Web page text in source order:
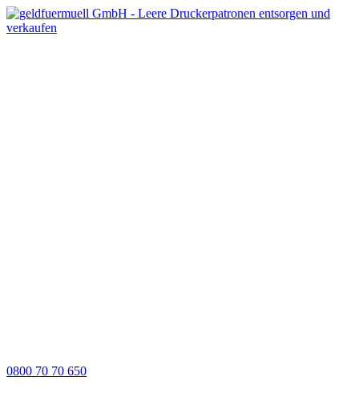
0800 70 70 650